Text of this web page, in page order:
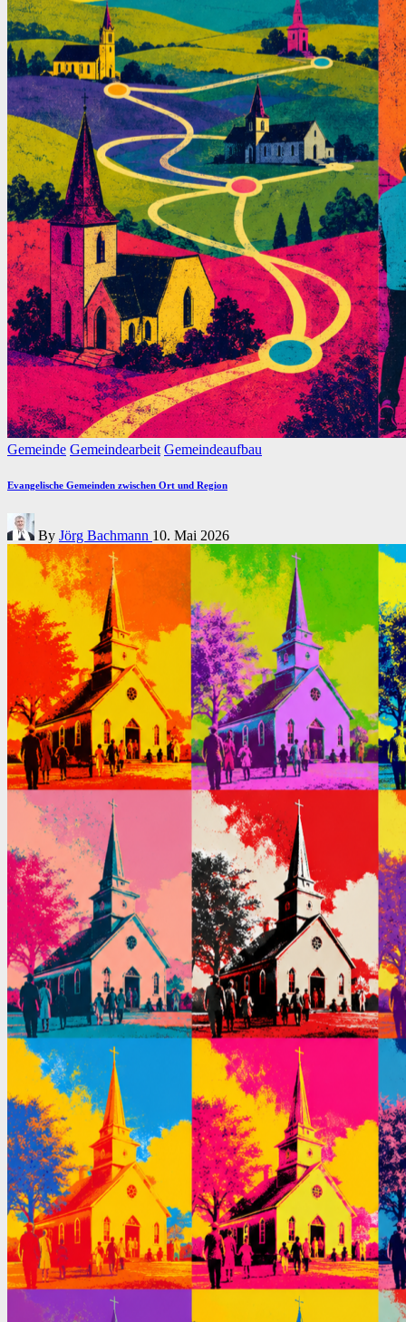
Posted
Gemeinde Gemeindearbeit Gemeindeaufbau
Evangelische Gemeinden zwischen Ort und Region
Posted
by
By Jörg Bachmann 10. Mai 2026